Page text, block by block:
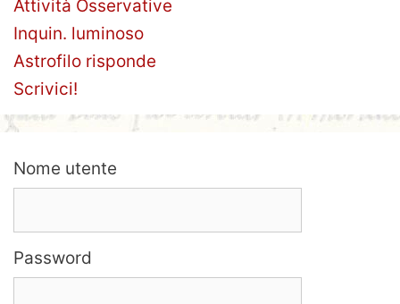
Attività Osservative
Inquin. luminoso
Astrofilo risponde
Scrivici!
Nome utente
Password